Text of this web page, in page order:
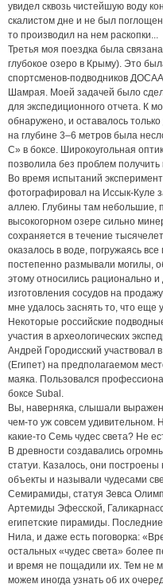
увидел сквозь чистейшую воду
скалистом дне и не был
то производил на нем раскопки...
Третья моя поездка была
глубокое озеро в Крыму). Это
спортсменов-подводников
Шамрая. Моей задачей было
для экспедиционного отчета. К
обнаружено, и оставалось
на глубине 3–6 метров была
С» в боксе. Широкоугольная
позволила без проблем
Во время испытаний
фотографировал на Иссык-Куле
аллею. Глубины там небольшие,
высокогорном озере сильно
сохраняется в течение
оказалось в воде, погружаясь
постепенно размывали могилы,
этому относились рационально
изготовления сосудов на
мне удалось заснять то, что еще
Некоторые российские
участия в археологических
Андрей Городисский участвовал
(Египет) на предполагаемом
маяка. Пользовался
боксе Subal.
Вы, наверняка, слышали
чем-то уж совсем удивительном.
какие-то Семь чудес света? Не
В древности создавались
статуи. Казалось, они
объекты и называли чудесами
Семирамиды, статуя Зевса
Артемиды Эфесской,
египетские пирамиды.
Нила, и даже есть поговорка:
остальных «чудес света» более
и время не пощадили их. Тем не
можем иногда узнать об их